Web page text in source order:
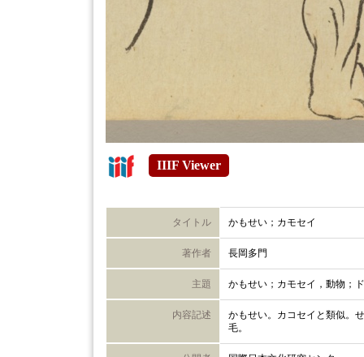
IIIF Viewer
タイトル かもせい；カモセイ
著作者 長岡多門
主題 かもせい；カモセイ，動物；
内容記述
かもせい。カコセイと類似。
毛。